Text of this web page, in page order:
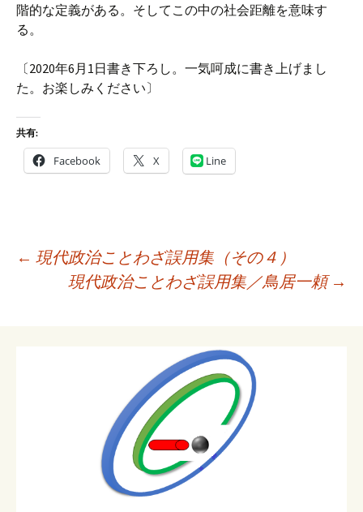
階的な定義がある。そしてこの中の社会距離を意味す
る。
〔2020年6月1日書き下ろし。一気呵成に書き上げまし
た。お楽しみください〕
共有:
Facebook X Line
← 現代政治ことわざ誤用集（その４）
現代政治ことわざ誤用集／鳥居一頼 →